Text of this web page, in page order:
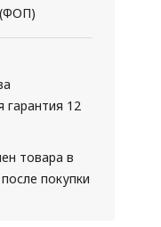
гарантия 12
товара в
покупки